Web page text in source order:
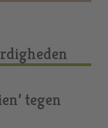
tegen